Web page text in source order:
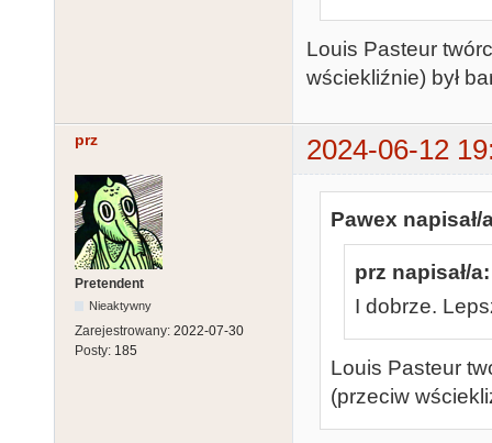
Louis Pasteur
wściekliźnie) był
prz 2024-06-12
Pretendent
Nieaktywny
Zarejestrowany: 2022-07-30
Posty: 185
Pawex napisał/
prz napisał/a:
I dobrze.
Louis Pasteur
(przeciw